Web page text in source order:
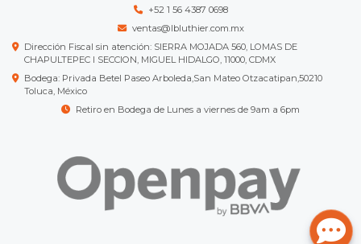
+52 1 56 4387 0698
ventas@lbluthier.com.mx
Dirección Fiscal sin atención: SIERRA MOJADA 560, LOMAS DE
CHAPULTEPEC I SECCION, MIGUEL HIDALGO, 11000, CDMX
Bodega: Privada Betel Paseo Arboleda,San Mateo Otzacatipan,50210
Toluca, México
Retiro en Bodega de Lunes a viernes de 9am a 6pm